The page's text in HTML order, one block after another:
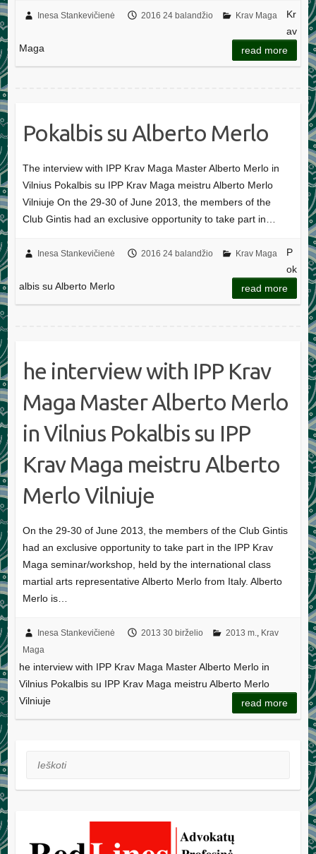
Inesa Stankevičienė 2016 24 balandžio Krav Maga
Kr
av
Maga
read more
Pokalbis su Alberto Merlo
The interview with IPP Krav Maga Master Alberto Merlo in
Vilnius Pokalbis su IPP Krav Maga meistru Alberto Merlo
Vilniuje On the 29-30 of June 2013, the members of the
Club Gintis had an exclusive opportunity to take part in…
Inesa Stankevičienė 2016 24 balandžio Krav Maga
P
ok
albis su Alberto Merlo
read more
he interview with IPP Krav
Maga Master Alberto Merlo
in Vilnius Pokalbis su IPP
Krav Maga meistru Alberto
Merlo Vilniuje
On the 29-30 of June 2013, the members of the Club Gintis
had an exclusive opportunity to take part in the IPP Krav
Maga seminar/workshop, held by the international class
martial arts representative Alberto Merlo from Italy. Alberto
Merlo is…
Inesa Stankevičienė 2013 30 birželio 2013 m., Krav
Maga
he interview with IPP Krav Maga Master Alberto Merlo in
Vilnius Pokalbis su IPP Krav Maga meistru Alberto Merlo
Vilniuje
read more
Ieškoti